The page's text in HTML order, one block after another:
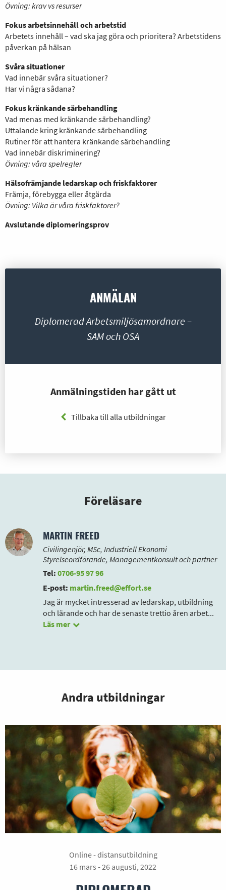
Övning: krav vs resurser
Fokus arbetsinnehåll och arbetstid
Arbetets innehåll – vad ska jag göra och prioritera? Arbetstidens
påverkan på hälsan
Svåra situationer
Vad innebär svåra situationer?
Har vi några sådana?
Fokus kränkande särbehandling
Vad menas med kränkande särbehandling?
Uttalande kring kränkande särbehandling
Rutiner för att hantera kränkande särbehandling
Vad innebär diskriminering?
Övning: våra spelregler
Hälsofrämjande ledarskap och friskfaktorer
Främja, förebygga eller åtgärda
Övning: Vilka är våra friskfaktorer?
Avslutande diplomeringsprov
ANMÄLAN
Diplomerad Arbetsmiljösamordnare –
SAM och OSA
Anmälningstiden har gått ut
Tillbaka till alla utbildningar
Föreläsare
MARTIN FREED
Civilingenjör, MSc, Industriell Ekonomi
Styrelseordförande, Managementkonsult och partner
Tel: 0706-95 97 96
E-post: martin.freed@effort.se
Jag är mycket intresserad av ledarskap, utbildning
och lärande och har de senaste trettio åren arbet...
Läs mer
Andra utbildningar
Online - distansutbildning
16 mars - 26 augusti, 2022